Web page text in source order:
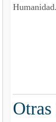
Humanidad.